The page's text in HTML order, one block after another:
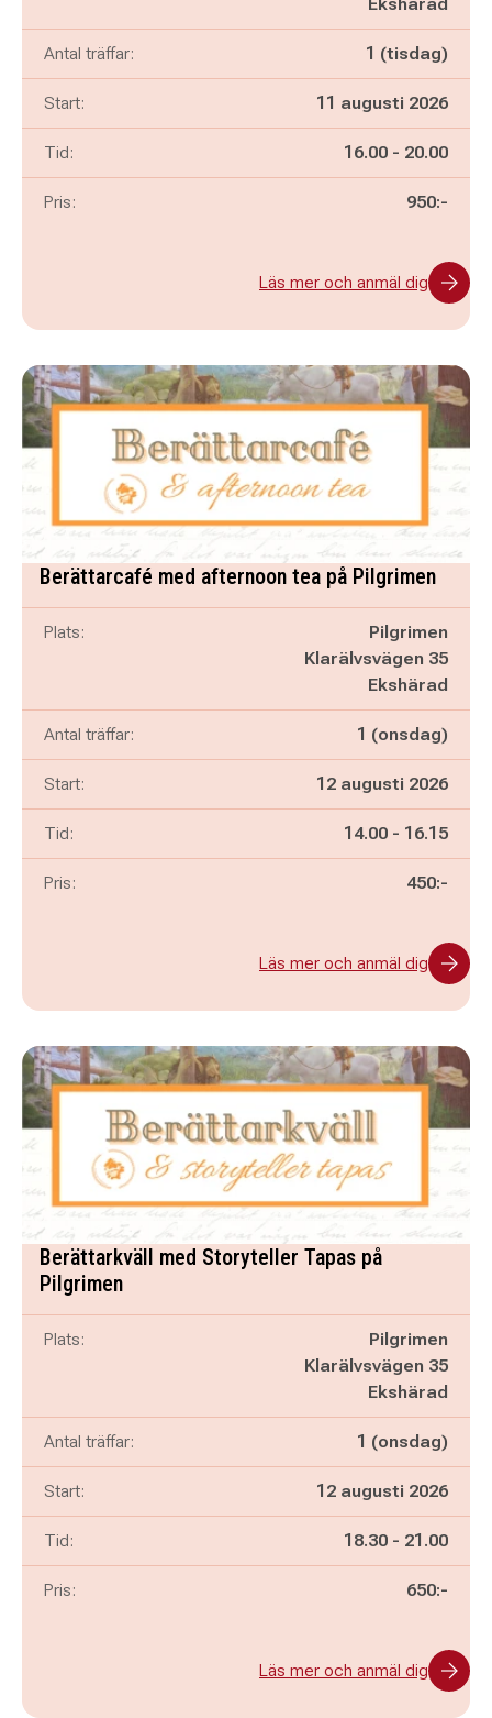
Antal träffar: 1 (tisdag)
Start: 11 augusti 2026
Tid: Pågår mellan
16.00 - och
20.00
Pris: 950:-
Läs mer och anmäl dig
Berättarcafé med afternoon tea på Pilgrimen
Plats:
Pilgrimen
Klarälvsvägen 35
Ekshärad
Antal träffar: 1 (onsdag)
Start: 12 augusti 2026
Tid: Pågår mellan
14.00 - och
16.15
Pris: 450:-
Läs mer och anmäl dig
Berättarkväll med Storyteller Tapas på
Pilgrimen
Plats:
Pilgrimen
Klarälvsvägen 35
Ekshärad
Antal träffar: 1 (onsdag)
Start: 12 augusti 2026
Tid: Pågår mellan
18.30 - och
21.00
Pris: 650:-
Läs mer och anmäl dig